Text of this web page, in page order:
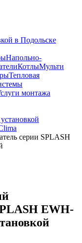
в Подольске
Напольно-
КотлыМульти
Тепловая
монтажа
серии SPLASH
EWH-